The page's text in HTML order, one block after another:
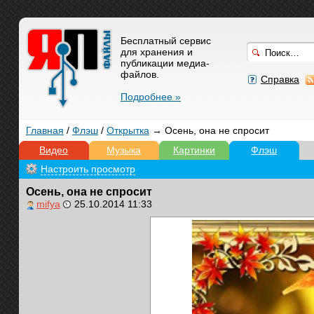
Справка
Бесплатный сервис
для хранения и
публикации медиа-
файлов.
Подробнее »
Главная / Флэш/ Открытка → Осень, она не спросит
Видео
Музыка Картинки
Флэш
Настроить просмотр
Осень, она не спросит
mifya 25.10.2014 11:33